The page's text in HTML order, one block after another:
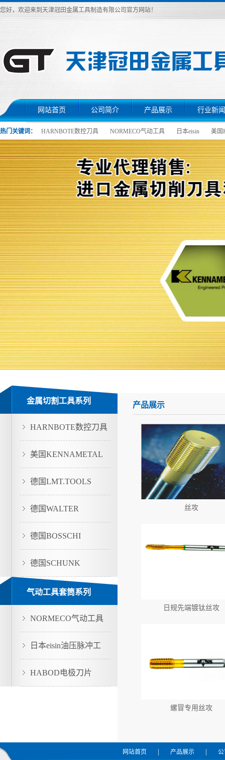
您好，欢迎来到天津冠田金属工具制造有限公司官方网站！
网站首页 公司简介 产品展示 行业新闻
热门关键词： HARNBOTE数控刀具 NORMECO气动工具 日本eisin 美国
金属切割工具系列
HARNBOTE数控刀具
美国KENNAMETAL
德国LMT.TOOLS
德国WALTER
德国BOSSCHI
德国SCHUNK
气动工具套筒系列
NORMECO气动工具
日本eisin油压脉冲工
具
HABOD电极刀片
产品展示
丝攻
日规先端镀钛丝攻
螺冒专用丝攻
网站首页 产品展示 公